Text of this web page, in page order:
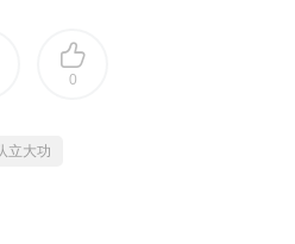
0
立大功